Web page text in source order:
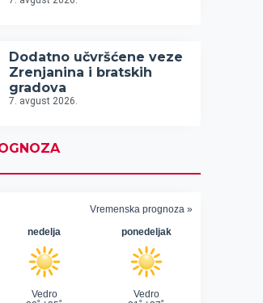
Dodatno učvršćene veze
Zrenjanina i bratskih
gradova
7. avgust 2026.